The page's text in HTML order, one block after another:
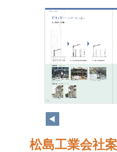
松島工業会社